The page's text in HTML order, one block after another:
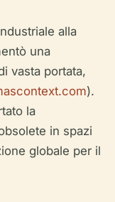
alla
una
vasta portata,
).
la
in spazi
globale per il